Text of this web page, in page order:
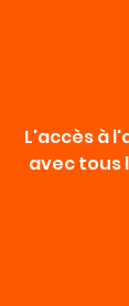
L'accès à
avec tous